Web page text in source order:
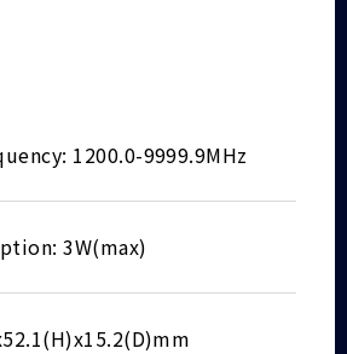
1200.0-9999.9MHz
3W(max)